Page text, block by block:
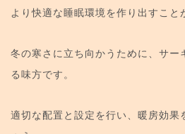
より快適な睡眠環境を作り出すこと
冬の寒さに立ち向かうために、サー
る味方です。
適切な配置と設定を行い、暖房効果